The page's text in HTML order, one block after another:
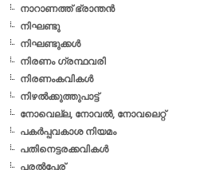
നാറാണത്ത് ഭ്രാന്തന്‍
നിഘണ്ടു
നിഘണ്ടുക്കള്‍
നിരണം ഗ്രന്ഥവരി
നിരണംകവികള്‍
നിഴല്‍ക്കുത്തുപാട്ട്
നോവെല്ല, നോവല്‍, നോവലെറ്റ്
പകര്‍പ്പവകാശ നിയമം
പതിനെട്ടരക്കവികള്‍
പരല്‍പ്പേര്